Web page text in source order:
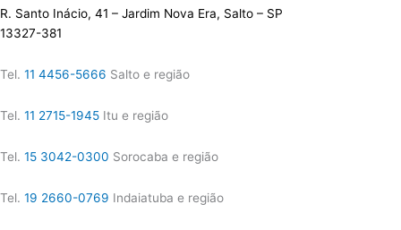
R. Santo Inácio, 41 – Jardim Nova Era, Salto – SP
13327-381
Tel. 11 4456-5666 Salto e região
Tel. 11 2715-1945 Itu e região
Tel. 15 3042-0300 Sorocaba e região
Tel. 19 2660-0769 Indaiatuba e região